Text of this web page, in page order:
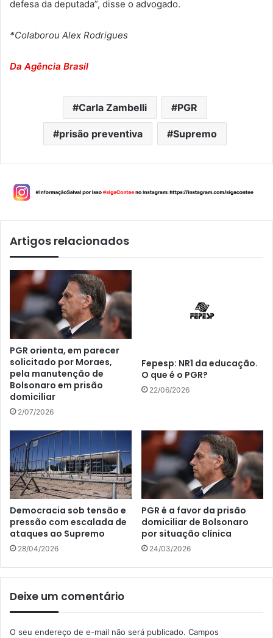
defesa da deputada”, disse o advogado.
*Colaborou Alex Rodrigues
Da Agência Brasil
Carla Zambelli PGR
prisão preventiva Supremo
Artigos relacionados
PGR orienta, em parecer
solicitado por Moraes,
pela manutenção de
Bolsonaro em prisão
domiciliar
2/07/2026
Fepesp: NR1 da educação.
O que é o PGR?
22/06/2026
Democracia sob tensão e
pressão com escalada de
ataques ao Supremo
28/04/2026
PGR é a favor da prisão
domiciliar de Bolsonaro
por situação clínica
24/03/2026
Deixe um comentário
O seu endereço de e-mail não será publicado. Campos